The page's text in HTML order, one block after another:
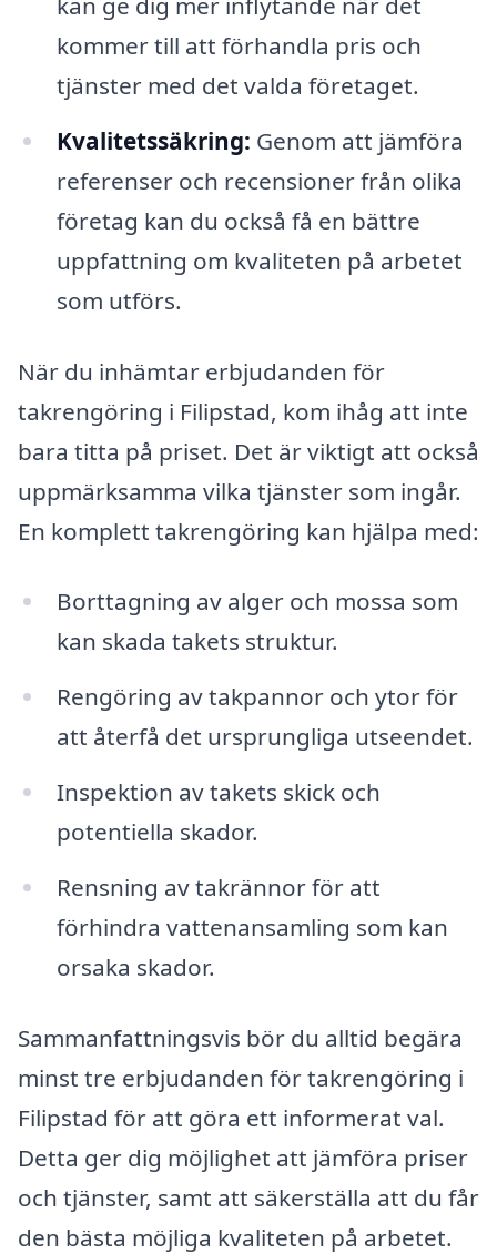
kommer till att förhandla pris och
tjänster med det valda företaget.
Kvalitetssäkring: Genom att jämföra
referenser och recensioner från olika
företag kan du också få en bättre
uppfattning om kvaliteten på arbetet
som utförs.
När du inhämtar erbjudanden för
takrengöring i Filipstad, kom ihåg att inte
bara titta på priset. Det är viktigt att också
uppmärksamma vilka tjänster som ingår.
En komplett takrengöring kan hjälpa med:
Borttagning av alger och mossa som
kan skada takets struktur.
Rengöring av takpannor och ytor för
att återfå det ursprungliga utseendet.
Inspektion av takets skick och
potentiella skador.
Rensning av takrännor för att
förhindra vattenansamling som kan
orsaka skador.
Sammanfattningsvis bör du alltid begära
minst tre erbjudanden för takrengöring i
Filipstad för att göra ett informerat val.
Detta ger dig möjlighet att jämföra priser
och tjänster, samt att säkerställa att du får
den bästa möjliga kvaliteten på arbetet.